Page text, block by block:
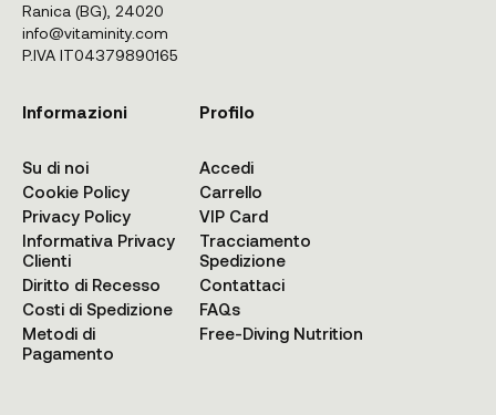
Ranica (BG), 24020
info@vitaminity.com
P.IVA IT04379890165
Informazioni
Su di noi
Cookie Policy
Privacy Policy
Informativa Privacy
Clienti
Diritto di Recesso
Costi di Spedizione
Metodi di
Pagamento
Profilo
Accedi
Carrello
VIP Card
Tracciamento
Spedizione
Contattaci
FAQs
Free-Diving Nutrition